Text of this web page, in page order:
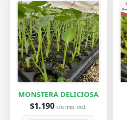
MONSTERA DELICIOSA
$1.190 c/u imp. incl.